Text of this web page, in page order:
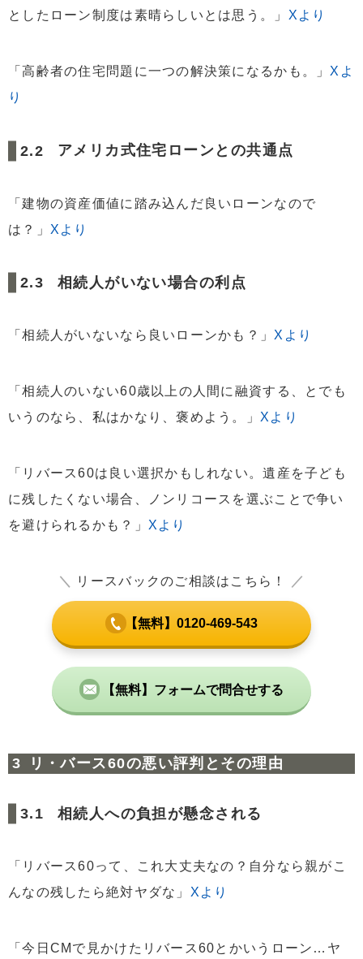
としたローン制度は素晴らしいとは思う。」 Xより
「高齢者の住宅問題に一つの解決策になるかも。」 Xよ
り
アメリカ式住宅ローンとの共通点
「建物の資産価値に踏み込んだ良いローンなので
は？」 Xより
相続人がいない場合の利点
「相続人がいないなら良いローンかも？」Xより
「相続人のいない60歳以上の人間に融資する、とでも
いうのなら、私はかなり、褒めよう。」 Xより
「リバース60は良い選択かもしれない。遺産を子ども
に残したくない場合、ノンリコースを選ぶことで争い
を避けられるかも？」 Xより
＼ リースバックのご相談はこちら！ ／
【無料】0120-469-543
【無料】フォームで問合せする
リ・バース60の悪い評判とその理由
相続人への負担が懸念される
「リバース60って、これ大丈夫なの？自分なら親がこ
んなの残したら絶対ヤダな」 Xより
「今日CMで見かけたリバース60とかいうローン…ヤ